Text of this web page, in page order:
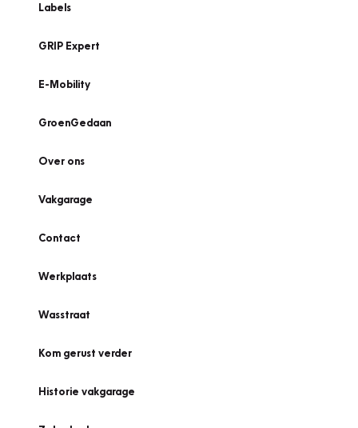
Labels
GRIP Expert
E-Mobility
GroenGedaan
Over ons
Vakgarage
Contact
Werkplaats
Wasstraat
Kom gerust verder
Historie vakgarage